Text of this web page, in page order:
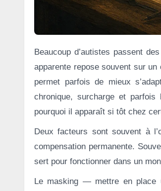
Beaucoup d’autistes passent des années à fonctionner normalement aux yeux des autres. Pourtant, cette normalité
apparente repose souvent sur
permet parfois de mieux
chronique, surcharge et parfois
pourquoi il apparaît si tôt chez
Deux facteurs sont souvent à
compensation permanente.
sert pour fonctionner dans un
Le masking — mettre en place